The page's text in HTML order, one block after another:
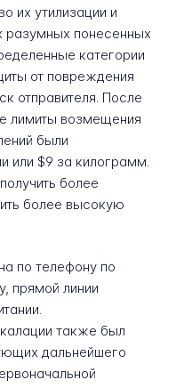
их утилизации и
разумных понесенных
категории
от повреждения
отправителя. После
лимиты возмещения
были
или $9 за килограмм.
более
более высокую
по телефону по
прямой линии
также был
дальнейшего